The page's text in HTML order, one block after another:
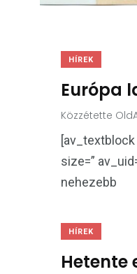
HÍREK
Európa
Közzétette
size=”
nehezebb
HÍREK
Hetente